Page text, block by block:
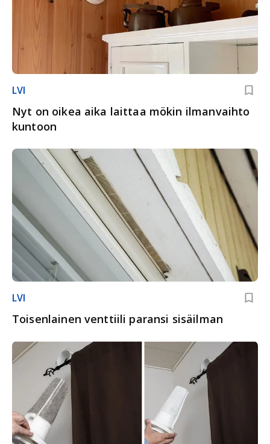
LVI
Nyt on oikea aika laittaa mökin ilmanvaihto
kuntoon
LVI
Toisenlainen venttiili paransi sisäilman